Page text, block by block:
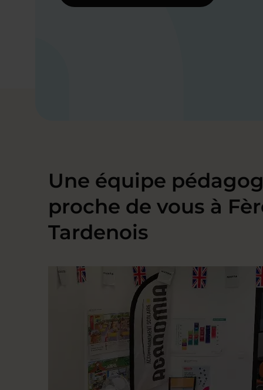
Une équipe
proche de vous à
Tardenois